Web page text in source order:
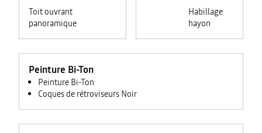
Toit ouvrant
panoramique
Peinture Bi-Ton
Peinture Bi-Ton
Coques de rétroviseurs Noir
Habillage
hayon